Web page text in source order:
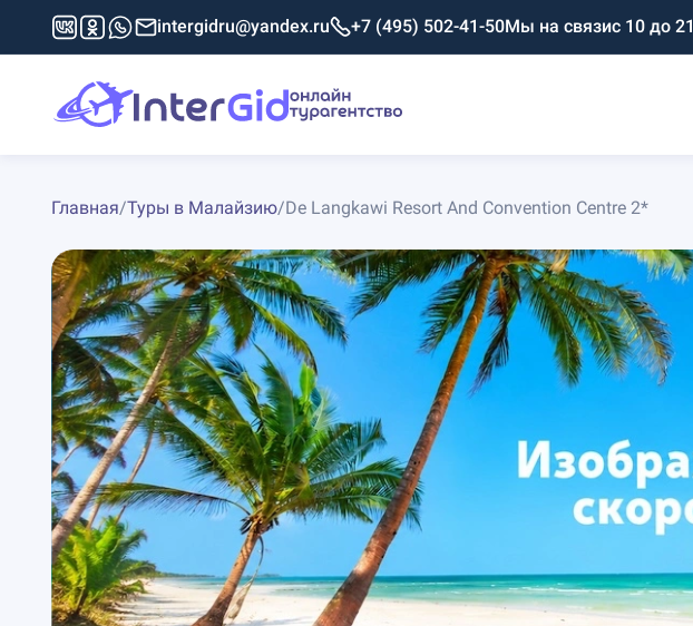
intergidru@yandex.ru +7 (495) 502-41-50Мы на связис 10 до 21
Главная/Туры в Малайзию/De Langkawi Resort And Convention Centre 2*